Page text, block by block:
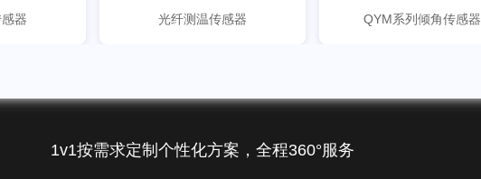
器 光纤测温传感器 QYM系列倾角传感器
1v1按需求定制个性化方案，全程360°服务